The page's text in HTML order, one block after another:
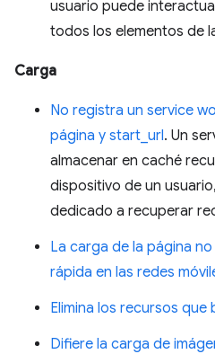
usuario puede
todos los elementos de
Carga
No registra un service
página y start_url. Un
almacenar en caché
dispositivo de un
dedicado a recuperar
La carga de la página
rápida en las redes
Elimina los recursos
Difiere la carga de